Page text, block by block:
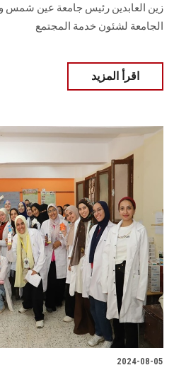
زين العابدين رئيس جامعة عين شمس
الجامعة لشئون خدمة المجتمع
اقرأ المزيد
2024-08-05